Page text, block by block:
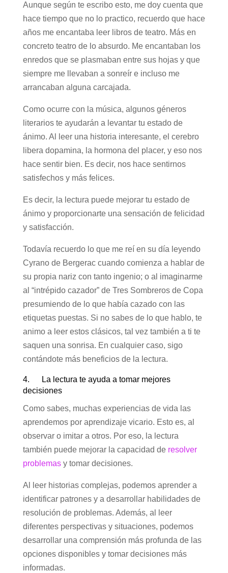
Aunque según te escribo esto, me doy cuenta que
hace tiempo que no lo practico, recuerdo que hace
años me encantaba leer libros de teatro. Más en
concreto teatro de lo absurdo. Me encantaban los
enredos que se plasmaban entre sus hojas y que
siempre me llevaban a sonreír e incluso me
arrancaban alguna carcajada.
Como ocurre con la música, algunos géneros
literarios te ayudarán a levantar tu estado de
ánimo. Al leer una historia interesante, el cerebro
libera dopamina, la hormona del placer, y eso nos
hace sentir bien. Es decir, nos hace sentirnos
satisfechos y más felices.
Es decir, la lectura puede mejorar tu estado de
ánimo y proporcionarte una sensación de felicidad
y satisfacción.
Todavía recuerdo lo que me reí en su día leyendo
Cyrano de Bergerac cuando comienza a hablar de
su propia nariz con tanto ingenio; o al imaginarme
al “intrépido cazador” de Tres Sombreros de Copa
presumiendo de lo que había cazado con las
etiquetas puestas. Si no sabes de lo que hablo, te
animo a leer estos clásicos, tal vez también a ti te
saquen una sonrisa. En cualquier caso, sigo
contándote más beneficios de la lectura.
4. La lectura te ayuda a tomar mejores
decisiones
Como sabes, muchas experiencias de vida las
aprendemos por aprendizaje vicario. Esto es, al
observar o imitar a otros. Por eso, la lectura
también puede mejorar la capacidad de resolver
problemasy tomar decisiones.
Al leer historias complejas, podemos aprender a
identificar patrones y a desarrollar habilidades de
resolución de problemas. Además, al leer
diferentes perspectivas y situaciones, podemos
desarrollar una comprensión más profunda de las
opciones disponibles y tomar decisiones más
informadas.